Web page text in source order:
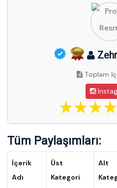
Toplam
Tüm Paylaşımları:
İçerik
Adı
Üst
Kategori
Alt